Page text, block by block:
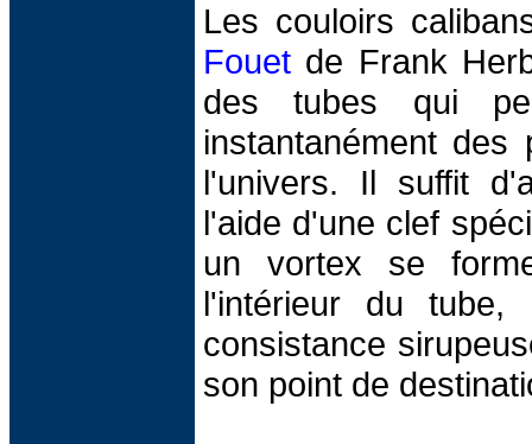
Les couloirs
Fouet de Frank
des tubes qui
instantanément des
l'univers. Il suffit
l'aide d'une clef
un vortex se
l'intérieur du
consistance
son point de